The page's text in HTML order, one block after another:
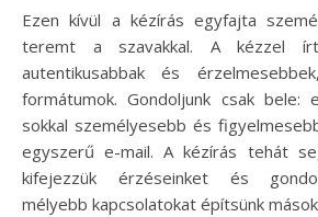
Ezen kívül a kézírás egyfajta
teremt a szavakkal. A kézzel
autentikusabbak és
formátumok. Gondoljunk csak
sokkal személyesebb és
egyszerű e-mail. A kézírás tehát
kifejezzük érzéseinket és
mélyebb kapcsolatokat építsünk